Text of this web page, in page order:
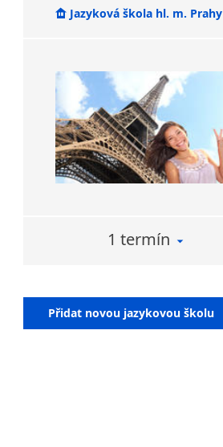
Jazyková škola hl. m. Prahy
1 termín
Přidat novou jazykovou školu